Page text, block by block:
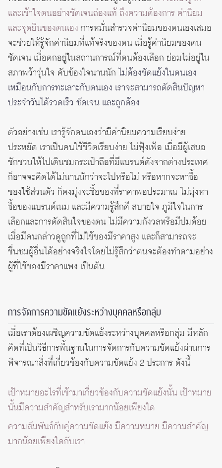
และเข้าใจตนอย่างชัดเจนถ่องแท้ ถึงความต้องการ ค่านิยม
และจุดยืนของตนเอง การหมั่นสำรวจค่านิยมของตนเองเสมอ
จะช่วยให้รู้จักค่านิยมที่แท้จริงของตน เมื่อรู้ค่านิยมของตน
ชัดเจน เมื่อตกอยู่ในสถานการณ์ที่ตนต้องเลือก ย่อมไม่อยู่ใน
สภาพว้าวุ่นใจ คับข้องใจนานนัก ไม่ต้องขัดแย้งในตนเอง
เหมือนกับการทะเลาะกับตนเอง เราจะสามารถตัดสินปัญหา
ประจำวันได้รวดเร็ว ชัดเจน และถูกต้อง
ตัวอย่างเช่น เรารู้จักตนเองว่ามีค่านิยมความเรียบง่าย
ประหยัด เราเป็นคนใช้ชีวิตเรียบง่าย ไม่ฟุ้งเฟ้อ เมื่อมีผู้เสนอ
ชักชวนให้ไปเดินชมกระเป๋าถือที่มีแบรนด์ดังจากต่างประเทศ
ก็อาจจะคิดได้ไม่นานนักว่าจะไปหรือไม่ หรือหากจะหาซื้อ
ของใช้ส่วนตัว ก็คงมุ่งจะซื้อของที่ราคาพอประมาณ ไม่มุ่งหา
ซื้อของแบรนด์เนม และมีความรู้สึกดี สบายใจ ภูมิใจในการ
เลือกและการตัดสินใจของตน ไม่มีความกังวลหรือมีปมด้อย
เมื่อมีคนกล่าวดูถูกที่ไม่ใช้ของมีราคาสูง และก็สามารถจะ
ชื่นชมผู้อื่นได้อย่างจริงใจโดยไม่รู้สึกว่าตนจะต้องทำตามอย่าง
ผู้ที่ใช้ของมีราคาแพง เป็นต้น
การจัดการความขัดแย้งระหว่างบุคคลหรือกลุ่ม
เมื่อเราต้องเผชิญความขัดแย้งระหว่างบุคคลหรือกลุ่ม มีหลัก
คิดที่เป็นวิธีการพื้นฐานในการจัดการกับความขัดแย้งผ่านการ
พิจารณาสิ่งที่เกี่ยวข้องกับความขัดแย้ง 2 ประการ ดังนี้
เป้าหมายอะไรที่เข้ามาเกี่ยวข้องกับความขัดแย้งนั้น เป้าหมาย
นั้นมีความสำคัญสำหรับเรามากน้อยเพียงใด
ความสัมพันธ์กับคู่ความขัดแย้ง มีความหมาย มีความสำคัญ
มากน้อยเพียงใดกับเรา